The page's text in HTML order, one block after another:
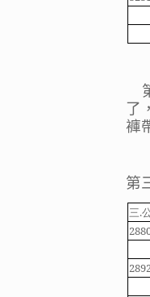
了
褲
第
三.